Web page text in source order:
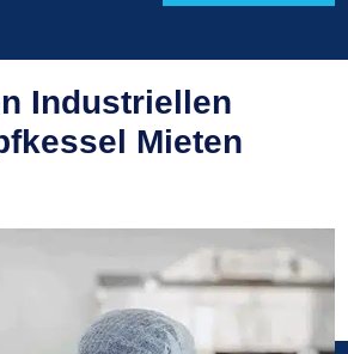
Industriellen
Mieten